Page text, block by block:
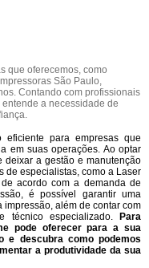
que oferecemos, como
São Paulo,
Contando com profissionais
a necessidade de
eficiente para empresas que
em suas operações. Ao optar
deixar a gestão e manutenção
de especialistas, como a Laser
acordo com a demanda de
é possível garantir uma
além de contar com
técnico especializado. Para
pode oferecer para a sua
e descubra como podemos
a produtividade da sua